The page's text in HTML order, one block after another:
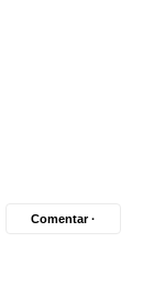
Comentar ·